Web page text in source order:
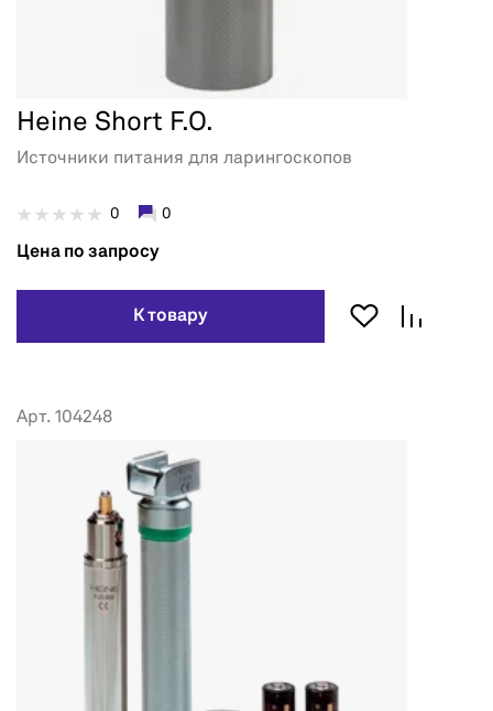
Heine Short F.O.
Источники питания для ларингоскопов
0 0
Цена по запросу
К товару
Арт. 104248